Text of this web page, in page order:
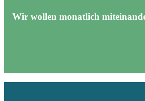
Wir wollen monatlich